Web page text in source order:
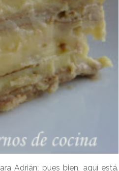
Adrián; pues bien, aquí está.